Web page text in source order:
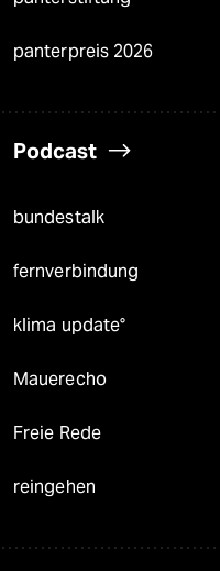
panterpreis 2026
Podcast
bundestalk
fernverbindung
klima update°
Mauerecho
Freie Rede
reingehen